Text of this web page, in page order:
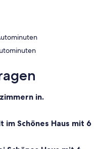
Frysehuset - ‬24 Autominuten
Strandhotel - ‬13 Autominuten
in.
Schönes Haus mit 6